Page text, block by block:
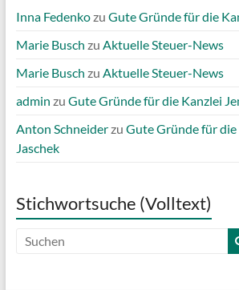
Inna Fedenkozu Gute Gründe für die
Marie Busch zu Aktuelle Steuer-News
Marie Busch zu Aktuelle Steuer-News
admin zu Gute Gründe für die Kanzlei
Anton Schneiderzu Gute Gründe für die
Jaschek
Stichwortsuche (Volltext)